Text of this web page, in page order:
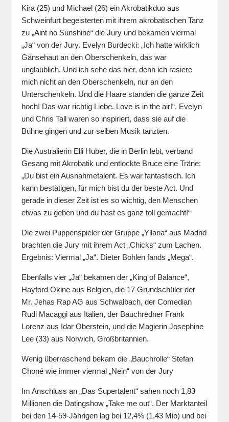
Kira (25) und Michael (26) ein Akrobatikduo aus
Schweinfurt begeisterten mit ihrem akrobatischen Tanz
zu „Aint no Sunshine“ die Jury und bekamen viermal
„Ja“ von der Jury. Evelyn Burdecki: „Ich hatte wirklich
Gänsehaut an den Oberschenkeln, das war
unglaublich. Und ich sehe das hier, denn ich rasiere
mich nicht an den Oberschenkeln, nur an den
Unterschenkeln. Und die Haare standen die ganze Zeit
hoch! Das war richtig Liebe. Love is in the air!“. Evelyn
und Chris Tall waren so inspiriert, dass sie auf die
Bühne gingen und zur selben Musik tanzten.
Die Australierin Elli Huber, die in Berlin lebt, verband
Gesang mit Akrobatik und entlockte Bruce eine Träne:
„Du bist ein Ausnahmetalent. Es war fantastisch. Ich
kann bestätigen, für mich bist du der beste Act. Und
gerade in dieser Zeit ist es so wichtig, den Menschen
etwas zu geben und du hast es ganz toll gemacht!“
Die zwei Puppenspieler der Gruppe „Yllana“ aus Madrid
brachten die Jury mit ihrem Act „Chicks“ zum Lachen.
Ergebnis: Viermal „Ja“. Dieter Bohlen fands „Mega“.
Ebenfalls vier „Ja“ bekamen der „King of Balance“,
Hayford Okine aus Belgien, die 17 Grundschüler der
Mr. Jehas Rap AG aus Schwalbach, der Comedian
Rudi Macaggi aus Italien, der Bauchredner Frank
Lorenz aus Idar Oberstein, und die Magierin Josephine
Lee (33) aus Norwich, Großbritannien.
Wenig überraschend bekam die „Bauchrolle“ Stefan
Choné wie immer viermal „Nein“ von der Jury
Im Anschluss an „Das Supertalent“ sahen noch 1,83
Millionen die Datingshow „Take me out“. Der Marktanteil
bei den 14-59-Jährigen lag bei 12,4% (1,43 Mio) und bei